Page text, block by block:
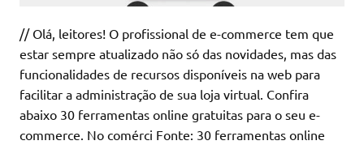
// Olá, leitores! O profissional de e-commerce tem que
estar sempre atualizado não só das novidades, mas das
funcionalidades de recursos disponíveis na web para
facilitar a administração de sua loja virtual. Confira
abaixo 30 ferramentas online gratuitas para o seu e-
commerce. No comérci Fonte: 30 ferramentas online